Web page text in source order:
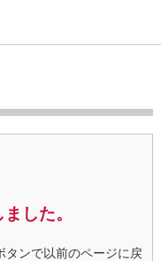
した。
タンで以前のページに戻